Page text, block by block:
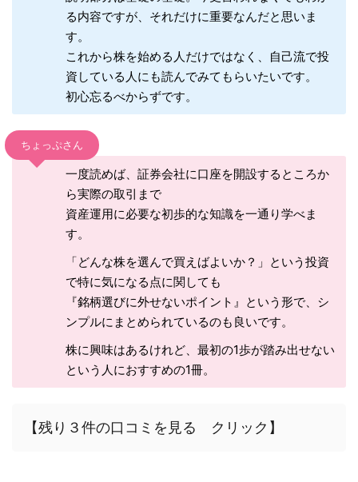
る内容ですが、それだけに重要なんだと思いま
す。
これから株を始める人だけではなく、自己流で投
資している人にも読んでみてもらいたいです。
初心忘るべからずです。
ちょっぷさん
一度読めば、証券会社に口座を開設するところか
ら実際の取引まで
資産運用に必要な初歩的な知識を一通り学べま
す。
「どんな株を選んで買えばよいか？」という投資
で特に気になる点に関しても
『銘柄選びに外せないポイント』という形で、シ
ンプルにまとめられているのも良いです。
株に興味はあるけれど、最初の1歩が踏み出せない
という人におすすめの1冊。
【残り３件の口コミを見る クリック】